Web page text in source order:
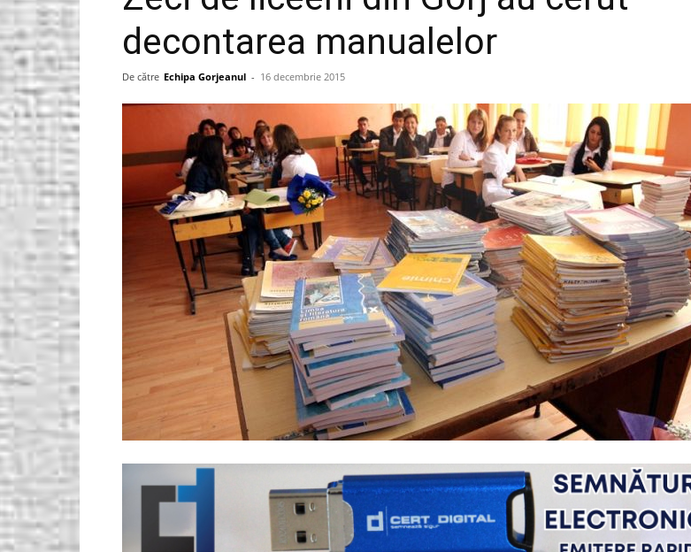
Gorjeanul.ro
decontarea manualelor
De către Echipa Gorjeanul - 16 decembrie 2015